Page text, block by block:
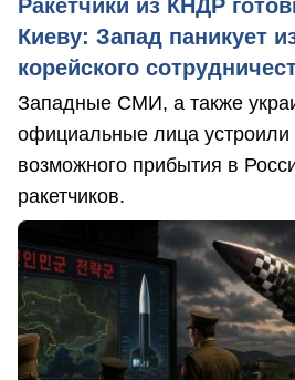
Ракетчики из КНДР
Киеву: Запад паникует
корейского
Западные СМИ, а также
официальные лица устроили
возможного прибытия в
ракетчиков.